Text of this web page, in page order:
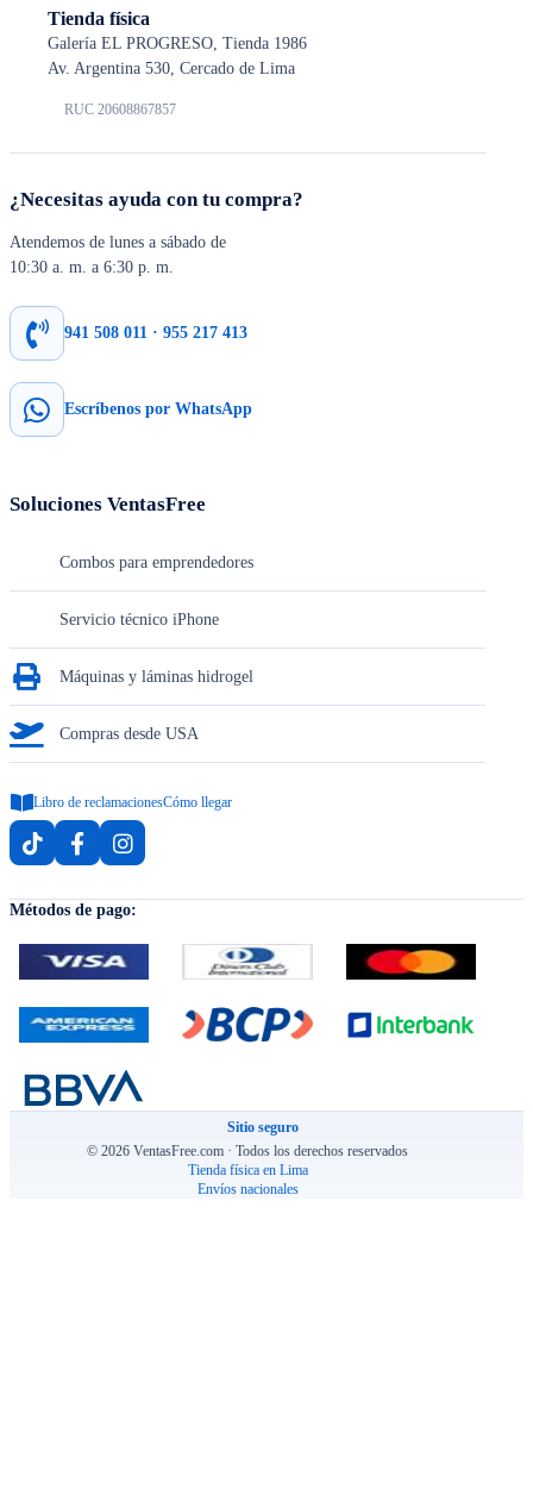
Tienda física
Galería EL PROGRESO, Tienda 1986
Av. Argentina 530, Cercado de Lima
RUC 20608867857
¿Necesitas ayuda con tu compra?
Atendemos de lunes a sábado de
10:30 a. m. a 6:30 p. m.
941 508 011 · 955 217 413
Escríbenos por WhatsApp
Soluciones VentasFree
Combos para emprendedores
Servicio técnico iPhone
Máquinas y láminas hidrogel
Compras desde USA
Libro de reclamacionesCómo llegar
Métodos de pago:
Sitio seguro
© 2026 VentasFree.com · Todos los derechos reservados
Tienda física en Lima
Envíos nacionales